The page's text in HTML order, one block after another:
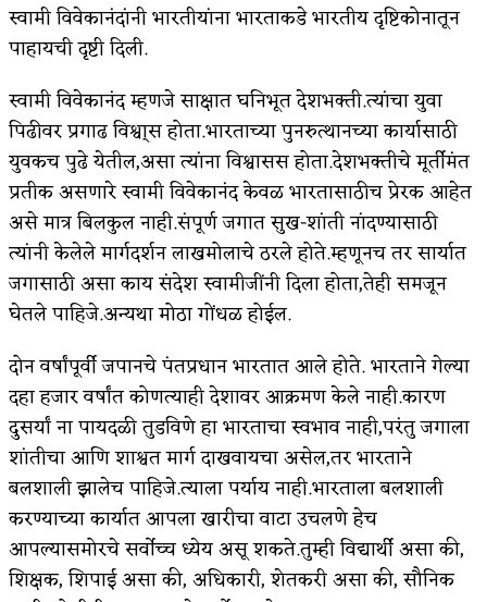
स्वामी विवेकानंदांनी भारतीयांना भारताकडे भारतीय दृष्टिकोनातून
पाहायची दृष्टी दिली.
स्वामी विवेकानंद म्हणजे साक्षात घनिभूत देशभक्ती.त्यांचा युवा
पिढीवर प्रगाढ विश्वा्स होता.भारताच्या पुनरुत्थानच्या कार्यासाठी
युवकच पुढे येतील,असा त्यांना विश्वासस होता.देशभक्तीचे मूर्तीमंत
प्रतीक असणारे स्वामी विवेकानंद केवळ भारतासाठीच प्रेरक आहेत
असे मात्र बिलकुल नाही.संपूर्ण जगात सुख-शांती नांदण्यासाठी
त्यांनी केलेले मार्गदर्शन लाखमोलाचे ठरले होते.म्हणूनच तर सार्यात
जगासाठी असा काय संदेश स्वामीजींनी दिला होता,तेही समजून
घेतले पाहिजे.अन्यथा मोठा गोंधळ होईल.
दोन वर्षांपूर्वी जपानचे पंतप्रधान भारतात आले होते. भारताने गेल्या
दहा हजार वर्षांत कोणत्याही देशावर आक्रमण केले नाही.कारण
दुसर्यां ना पायदळी तुडविणे हा भारताचा स्वभाव नाही,परंतु जगाला
शांतीचा आणि शाश्वत मार्ग दाखवायचा असेल,तर भारताने
बलशाली झालेच पाहिजे.त्याला पर्याय नाही.भारताला बलशाली
करण्याच्या कार्यात आपला खारीचा वाटा उचलणे हेच
आपल्यासमोरचे सर्वोच्च ध्येय असू शकते.तुम्ही विद्यार्थी असा की,
शिक्षक, शिपाई असा की, अधिकारी, शेतकरी असा की, सौनिक